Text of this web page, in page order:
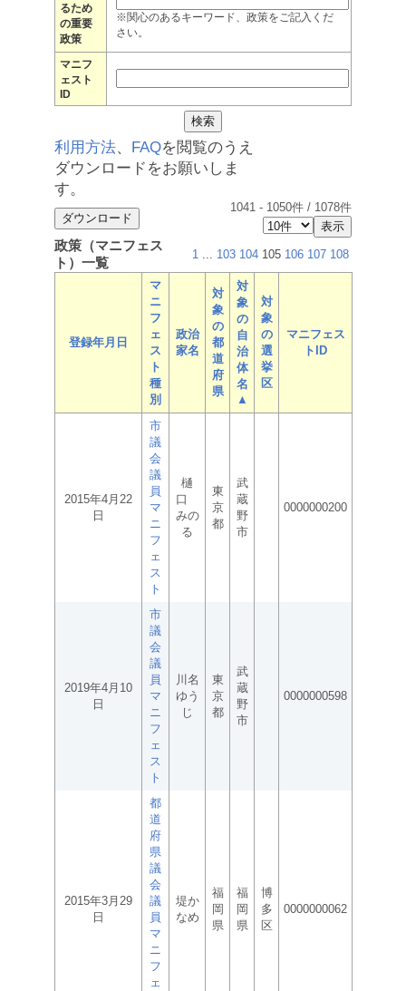
るため
の重要
政策
※関心のあるキーワード、政策をご記入くだ
さい。
マニフ
ェスト
ID
利用方法、 FAQを閲覧のうえ
ダウンロードをお願いしま
す。
1041 - 1050件 / 1078件
政策（マニフェス
ト）一覧
1 ... 103 104 105 106 107 108
登録年月日
マ
ニ
フ
ェ
ス
ト
種
別
政治
家名
対
象
の
都
道
府
県
対
象
の
自
治
体
名
▲
対
象
の
選
挙
区
マニフェス
トID
2015年4月22
日
市
議
会
議
員
マ
ニ
フ
ェ
ス
ト
樋
口
みの
る
東
京
都
武
蔵
野
市
0000000200
2019年4月10
日
市
議
会
議
員
マ
ニ
フ
ェ
ス
ト
川名
ゆう
じ
東
京
都
武
蔵
野
市
0000000598
2015年3月29
日
都
道
府
県
議
会
議
員
マ
ニ
フ
ェ
堤か
なめ
福
岡
県
福
岡
県
博
多
区
0000000062